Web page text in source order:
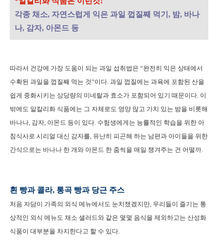
각종 채소, 자연스럽게 익은 과일 껍질째 먹기, 밤, 바나
나, 감자, 아몬드 등
따라서 건강에 가장 도움이 되는 과일 섭취법은 “완전히 익은 상태에서
수확된 과일을 껍질째 먹는 것”이다. 과일 껍질에는 과육에 포함된 산을
쉽게 중화시키는 상당량의 미네랄과 효소가 포함되어 있기 때문이다. 이
밖에도 알칼리화 식품에는 그 자체로도 영양 많고 가치 있는 밤을 비롯해
바나나, 감자, 아몬드 등이 있다. 수험생에게는 능률적인 학습을 위한 아
침식사로 시리얼 대신 감자를, 유난히 피곤해 하는 남편과 아이들을 위한
간식으로는 바나나 한 개와 아몬드 한 줌씩을 매일 챙겨주는 건 어떨까.
흰 빵과 콜라, 통곡 빵과 당근 주스
처음 자담이 가족의 외식 메뉴에서도 눈치챘겠지만, 우리들이 즐기는 통
상적인 외식 메뉴도 채소 샐러드와 같은 몇몇 음식을 제외하고는 산성화
식품이 대부분을 차지한다고 할 수 있다.